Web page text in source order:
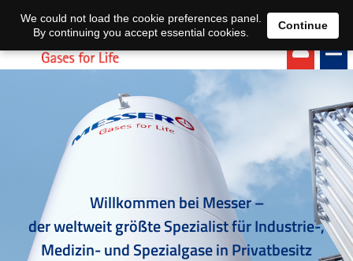
EN DE
Willkommen bei Messer –
der weltweit größte Spezialist für Industrie-,
Medizin- und Spezialgase in Privatbesitz
We could not load the cookie preferences panel.
By continuing you accept essential cookies.
Continue